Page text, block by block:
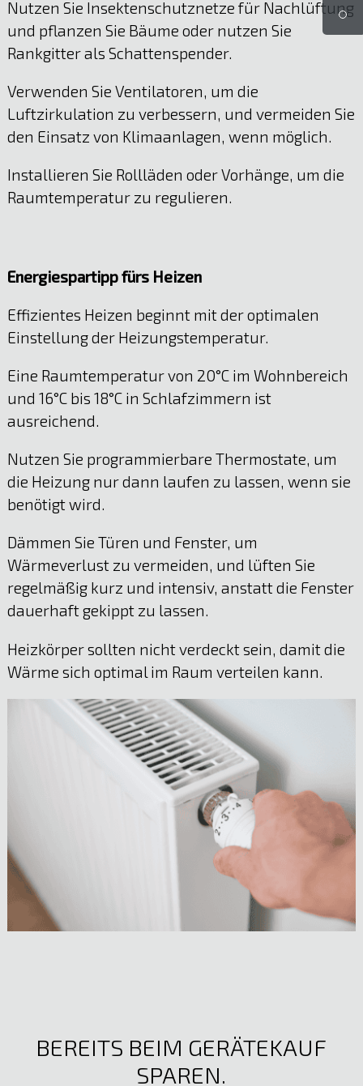
Nutzen Sie Insektenschutznetze für Nachlüftung
und pflanzen Sie Bäume oder nutzen Sie
Rankgitter als Schattenspender.
Verwenden Sie Ventilatoren, um die
Luftzirkulation zu verbessern, und vermeiden Sie
den Einsatz von Klimaanlagen, wenn möglich.
Installieren Sie Rollläden oder Vorhänge, um die
Raumtemperatur zu regulieren.
Energiespartipp fürs Heizen
Effizientes Heizen beginnt mit der optimalen
Einstellung der Heizungstemperatur.
Eine Raumtemperatur von 20°C im Wohnbereich
und 16°C bis 18°C in Schlafzimmern ist
ausreichend.
Nutzen Sie programmierbare Thermostate, um
die Heizung nur dann laufen zu lassen, wenn sie
benötigt wird.
Dämmen Sie Türen und Fenster, um
Wärmeverlust zu vermeiden, und lüften Sie
regelmäßig kurz und intensiv, anstatt die Fenster
dauerhaft gekippt zu lassen.
Heizkörper sollten nicht verdeckt sein, damit die
Wärme sich optimal im Raum verteilen kann.
BEREITS BEIM GERÄTEKAUF
SPAREN.